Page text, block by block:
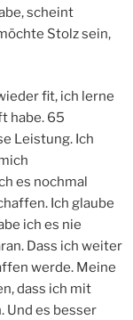
scheint
Stolz sein,
fit, ich lerne
habe. 65
Leistung. Ich
es nochmal
Ich glaube
ich es nie
Dass ich weiter
werde. Meine
dass ich mit
Und es besser